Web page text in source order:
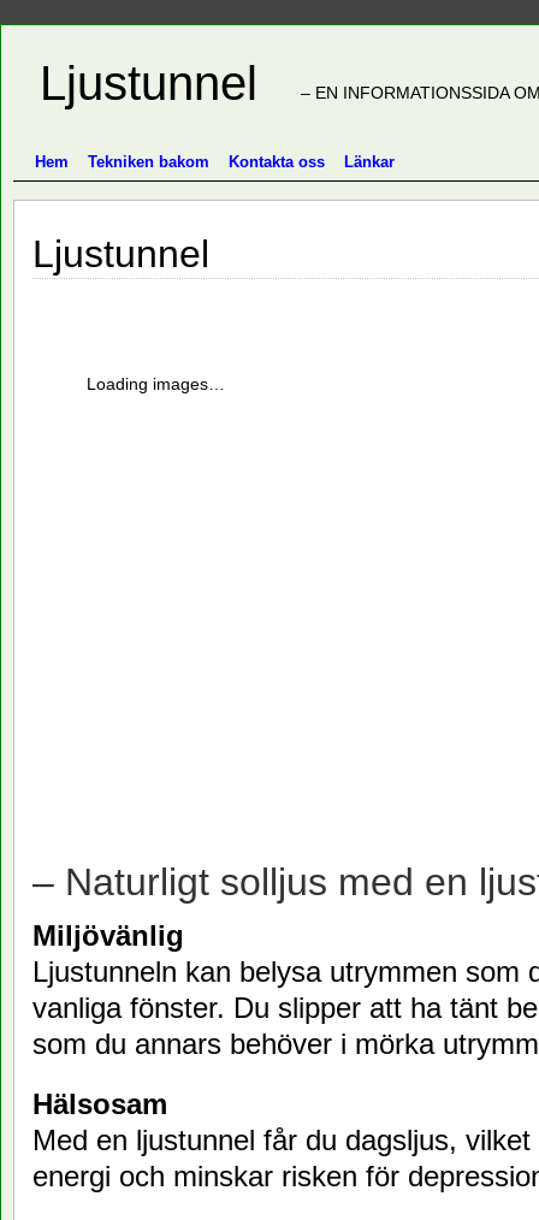
Ljustunnel – EN INFORMATIONSSIDA
Hem Tekniken bakom Kontakta oss Länkar
Ljustunnel
Loading images…
– Naturligt solljus med en
Miljövänlig
Ljustunneln kan belysa utrymmen som
vanliga fönster. Du slipper att ha tänt
som du annars behöver i mörka
Hälsosam
Med en ljustunnel får du dagsljus,
energi och minskar risken för